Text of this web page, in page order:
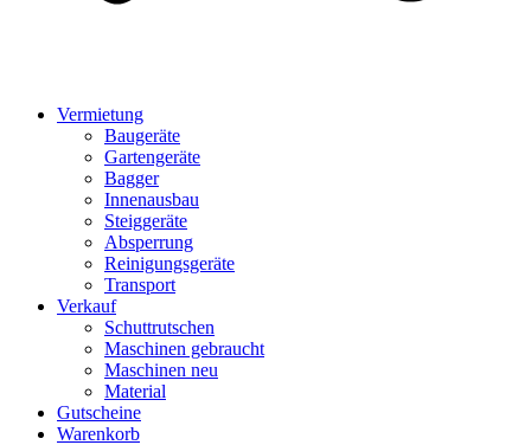
Vermietung
Baugeräte
Gartengeräte
Bagger
Innenausbau
Steiggeräte
Absperrung
Reinigungsgeräte
Transport
Verkauf
Schuttrutschen
Maschinen gebraucht
Maschinen neu
Material
Gutscheine
Warenkorb